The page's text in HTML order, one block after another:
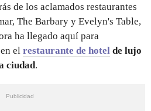
de los aclamados restaurantes
The Barbary y Evelyn's Table,
ha llegado aquí para
el restaurante de hotel de lujo
ciudad.